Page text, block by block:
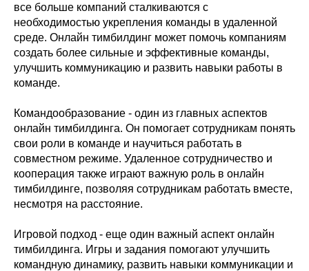
все больше компаний сталкиваются с
необходимостью укрепления команды в удаленной
среде. Онлайн тимбилдинг может помочь компаниям
создать более сильные и эффективные команды,
улучшить коммуникацию и развить навыки работы в
команде.
Командообразование - один из главных аспектов
онлайн тимбилдинга. Он помогает сотрудникам понять
свои роли в команде и научиться работать в
совместном режиме. Удаленное сотрудничество и
кооперация также играют важную роль в онлайн
тимбилдинге, позволяя сотрудникам работать вместе,
несмотря на расстояние.
Игровой подход - еще один важный аспект онлайн
тимбилдинга. Игры и задания помогают улучшить
командную динамику, развить навыки коммуникации и